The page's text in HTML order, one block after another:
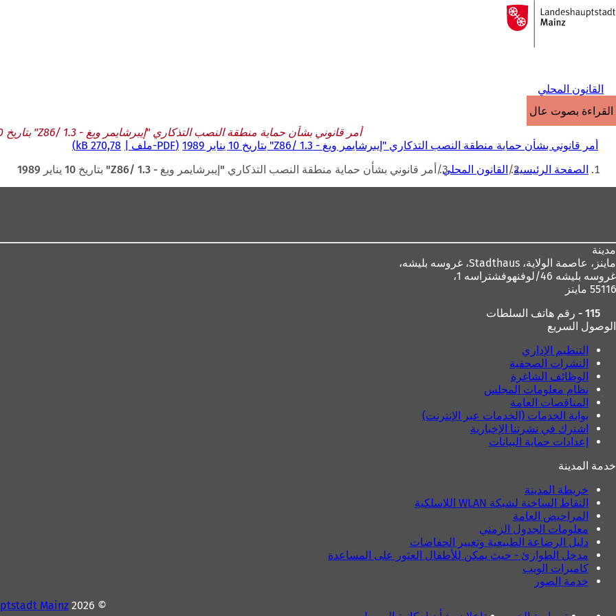
الانتقال إلى المحتوى
إلى
الصفحة
القانون المحلي
القراءة بصوت عالٍ
أمر قانوني بشأن حماية منطقة النصب التذكاري "إيبرشايمر ويغ - Z86/ 1.3" بتاريخ 10 يناير 1989
أمر قانوني بشأن حماية منطقة النصب التذكاري "إيبرشايمر ويغ - Z86/ 1.3" بتاريخ 10 يناير 1989
PDF-ملف 270,78 kB
أنت الصفحة الرئيسية القانون المحلي أمر قانوني بشأن حماية منطقة النصب التذكاري "إيبرشايمر ويغ - Z86/ 1.3" بتاريخ 10 يناير 1989
مدينة
ماينز، عاصمة الولاية،
غروسه بليشه 46/لوفنهوفشتراسه 1،
55116 ماينز
115 - رقم هاتف السلطات
الوصول السريع
التنظيم الإداري
النشرات الصحفية
الوظائف الشاغرة
نظام معلومات المجلس
المناقصات العامة
بوابة الخدمات (الخدمات عبر الإنترنت)
اشترك في نشرتنا الإخبارية
إعدادات حماية البيانات
خدمة المدينة
خريطة المدينة
النقاط الساخنة لشبكة WLAN اللاسلكية
المراحيض العامة
معلومات الجدول الزمني
دليل الرضاعة الطبيعية وتغيير الحفاضات
مدخل الطوارئ - حيث يمكن للأطفال العثور على المساعدة
كاميرات الويب
خدمة الصور
© 2026
Mainz